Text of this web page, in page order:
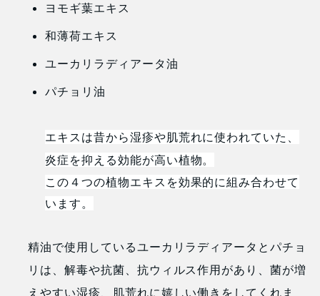
ヨモギ葉エキス
和薄荷エキス
ユーカリラディアータ油
パチョリ油
エキスは昔から湿疹や肌荒れに使われていた、
炎症を抑える効能が高い植物。
この４つの植物エキスを効果的に組み合わせて
います。
精油で使用しているユーカリラディアータとパチョ
リは、解毒や抗菌、抗ウィルス作用があり、菌が増
えやすい湿疹、肌荒れに嬉しい働きをしてくれま